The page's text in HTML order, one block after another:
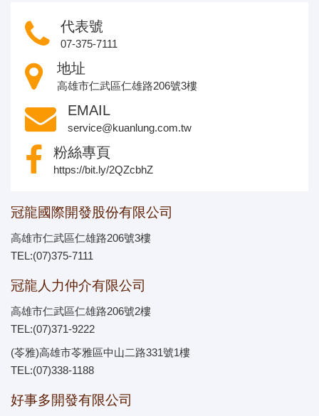
代表號
07-375-7111
地址
高雄市仁武區仁雄路206號3樓
EMAIL
service@kuanlung.com.tw
粉絲專頁
https://bit.ly/2QZcbhZ
冠龍國際開發股份有限公司
高雄市仁武區仁雄路206號3樓
TEL:(07)375-7111
冠龍人力仲介有限公司
高雄市仁武區仁雄路206號2樓
TEL:(07)371-9222
(苓雅)高雄市苓雅區中山二路331號1樓
TEL:(07)338-1188
好事多開發有限公司